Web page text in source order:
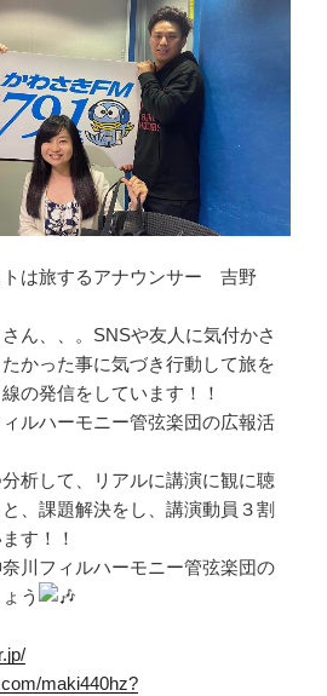
トは旅するアナウンサー 吉野
ん、、。SNSや友人に気付かさ
かった事に気づき行動して旅を
の発信をしています！！
ルハーモニー管弦楽団の広報活
析して、リアルに講演に観に聴
、課題解決をし、講演動員３割
す！！
川フィルハーモニー管弦楽団の
う
maki440hz?